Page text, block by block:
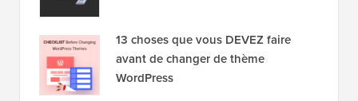
13 choses que vous DEVEZ faire
avant de changer de thème
WordPress